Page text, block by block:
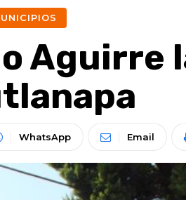
Aguirre
WhatsApp Email